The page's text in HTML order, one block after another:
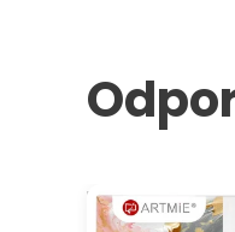
Maliarske plátno
ARTMIE